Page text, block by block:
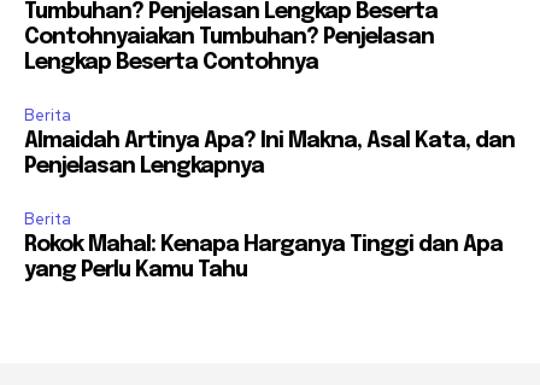
Tumbuhan? Penjelasan Lengkap Beserta
Contohnyaiakan Tumbuhan? Penjelasan
Lengkap Beserta Contohnya
Berita
Almaidah Artinya Apa? Ini Makna, Asal Kata, dan
Penjelasan Lengkapnya
Berita
Rokok Mahal: Kenapa Harganya Tinggi dan Apa
yang Perlu Kamu Tahu